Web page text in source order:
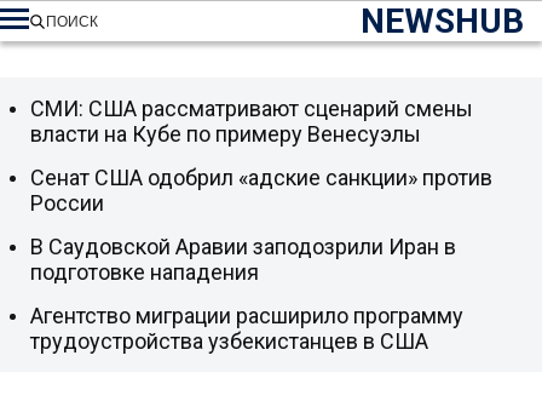
NEWSHUB
ПОИСК
СМИ: США рассматривают сценарий смены
власти на Кубе по примеру Венесуэлы
Сенат США одобрил «адские санкции» против
России
В Саудовской Аравии заподозрили Иран в
подготовке нападения
Агентство миграции расширило программу
трудоустройства узбекистанцев в США